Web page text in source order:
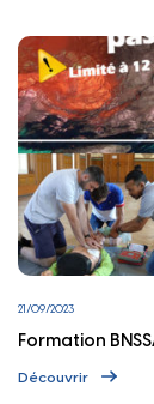
21/09/2023
Formation
Découvrir